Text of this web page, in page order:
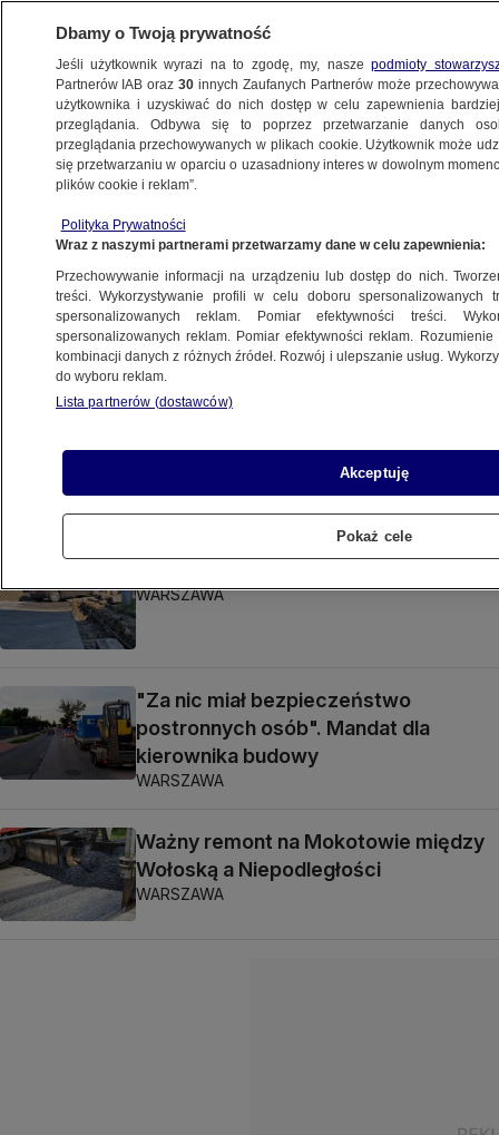
REMONTY DRÓG
Jana Kazimierza od poniedziałku
z nową organizacją ruchu
WARSZAWA
Urzędnicy wiedzieli, że pieszym grozi
śmiertelne niebezpieczeństwo
WARSZAWA
Przejście graniczne z Niemcami
zamknięte dla samochodów
WARSZAWA
"Za nic miał bezpieczeństwo
postronnych osób". Mandat dla
kierownika budowy
WARSZAWA
Ważny remont na Mokotowie między
Wołoską a Niepodległości
WARSZAWA
Dbamy o Twoją prywatność
Jeśli użytkownik wyrazi na to zgodę, my, naszepodmioty
Partnerów IAB oraz30 innych Zaufanych Partnerów może
użytkownika i uzyskiwać do nich dostęp w celu zapewnienia
przeglądania. Odbywa się to poprzez przetwarzanie danych
przeglądania przechowywanych w plikach cookie. Użytkownik może
się przetwarzaniu w oparciu o uzasadniony interes w dowolnym
plików cookie i reklam”.
Polityka Prywatności
Wraz z naszymi partnerami przetwarzamy dane w celu zapewnienia:
Przechowywanie informacji na urządzeniu lub dostęp do nich.
treści. Wykorzystywanie profili w celu doboru spersonalizowanych
spersonalizowanych reklam. Pomiar efektywności treści.
spersonalizowanych reklam. Pomiar efektywności reklam.
kombinacji danych z różnych źródeł. Rozwój i ulepszanie usług.
do wyboru reklam.
Lista partnerów (dostawców)
Akceptuję
Pokaż cele